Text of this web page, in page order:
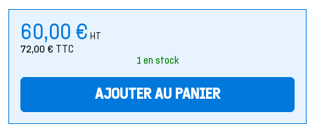
60,00 € HT
72,00 € TTC
1 en stock
AJOUTER AU PANIER